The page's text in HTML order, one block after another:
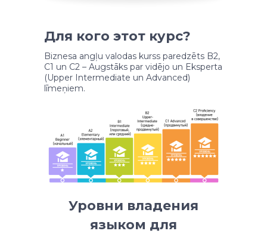
Для кого этот курс?
Biznesa angļu valodas kurss paredzēts B2,
C1 un C2 – Augstāks par vidējo un Eksperta
(Upper Intermediate un Advanced)
līmeņiem.
Уровни владения
языком для